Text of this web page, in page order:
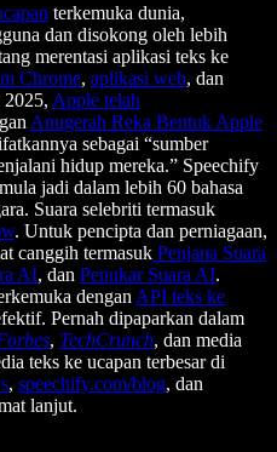
terkemuka dunia,
dan disokong oleh lebih
merentasi aplikasi teks ke
Chrome, aplikasi web, dan
2025, Apple telah
Anugerah Reka Bentuk Apple
sebagai “sumber
hidup mereka.” Speechify
jadi dalam lebih 60 bahasa
Suara selebriti termasuk
. Untuk pencipta dan perniagaan,
canggih termasuk Penjana Suara
AI, dan Penukar Suara AI.
dengan API teks ke
Pernah dipaparkan dalam
, TechCrunch, dan media
teks ke ucapan terbesar di
, speechify.com/blog, dan
lanjut.